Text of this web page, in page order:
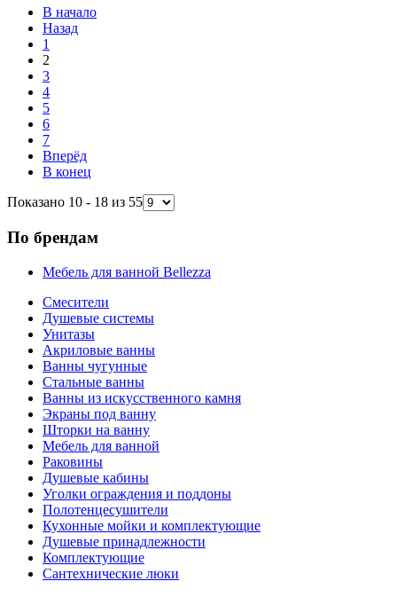
В начало
Назад
1
2
3
4
5
6
7
Вперёд
В конец
Показано 10 - 18 из 55
По брендам
Мебель для ванной Bellezza
Смесители
Душевые системы
Унитазы
Акриловые ванны
Ванны чугунные
Стальные ванны
Ванны из искусственного камня
Экраны под ванну
Шторки на ванну
Мебель для ванной
Раковины
Душевые кабины
Уголки ограждения и поддоны
Полотенцесушители
Кухонные мойки и комплектующие
Душевые принадлежности
Комплектующие
Сантехнические люки